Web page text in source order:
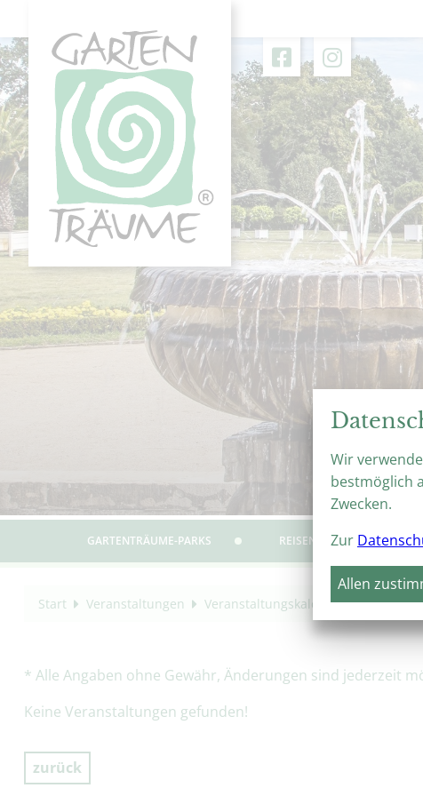
GARTENTRÄUME-PARKS REISEN & ERLEBEN
Start Veranstaltungen Veranstaltungskalender Besuch
* Alle Angaben ohne Gewähr, Änderungen sind jederzeit
Keine Veranstaltungen gefunden!
zurück
Wir
bestmöglich
Zwecken.
Zur
Allen